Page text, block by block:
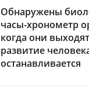
Обнаружены
часы-хронометр
когда они
развитие
останавливается